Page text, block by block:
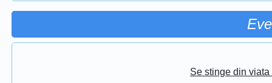
Se stinge din